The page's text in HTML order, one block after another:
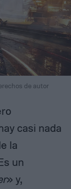
de autor
casi nada
la
un
» y,